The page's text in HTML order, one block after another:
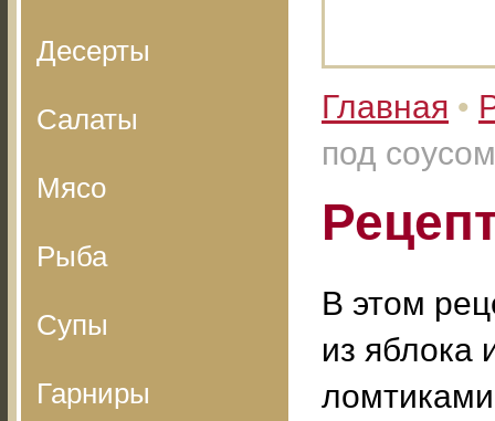
Десерты
Салаты
Мясо
Рыба
Супы
Гарниры
Главная •
под соусом
В этом
из яблока